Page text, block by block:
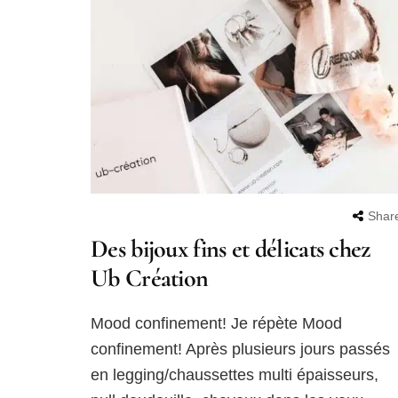
Des bijoux fins et délicats chez
Ub Création
Mood confinement! Je répète Mood
confinement! Après plusieurs jours passés
en legging/chaussettes multi épaisseurs,